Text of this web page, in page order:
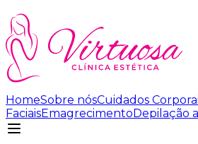
HomeSobre nósCuidados
FaciaisEmagrecimentoDepilação